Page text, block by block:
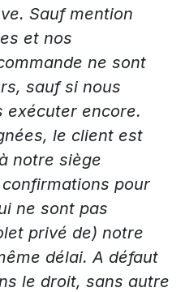
Sauf mention
et nos
ne sont
sauf si nous
exécuter encore.
le client est
notre siège
pour
ne sont pas
privé de) notre
délai. A défaut
le droit, sans autre